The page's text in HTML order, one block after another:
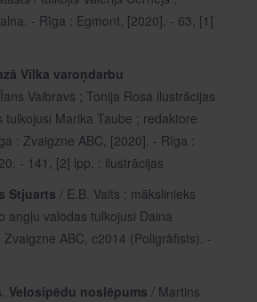
- Rīga : Egmont, [2020]. - 63, [1]
Vilka varoņdarbu
Vaibravs ; Tonija Rosa ilustrācijas
tulkojusi Marika Taube ; redaktore
: Zvaigzne ABC, [2020]. - Rīga :
- 141, [2] lpp. : ilustrācijas
Stjuarts / E.B. Vaits ; mākslinieks
angļu valodas tulkojusi Daina
ABC, c2014 (Poligrāfists). -
Velosipēdu noslēpums / Martins